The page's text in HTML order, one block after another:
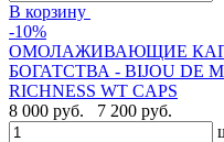
В корзину
-10%
ОМОЛАЖИВАЮЩИЕ
БОГАТСТВА - BIJOU DE
RICHNESS WT CAPS
8 000 руб.
7 200 руб.